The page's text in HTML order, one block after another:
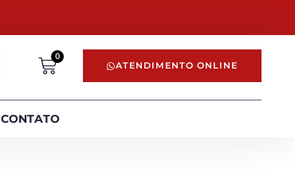
0
ATENDIMENTO ONLINE
CONTATO